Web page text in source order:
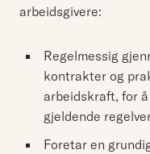
arbeidsgivere:
Regelmessig
kontrakter og
arbeidskraft, for
gjeldende
Foretar en